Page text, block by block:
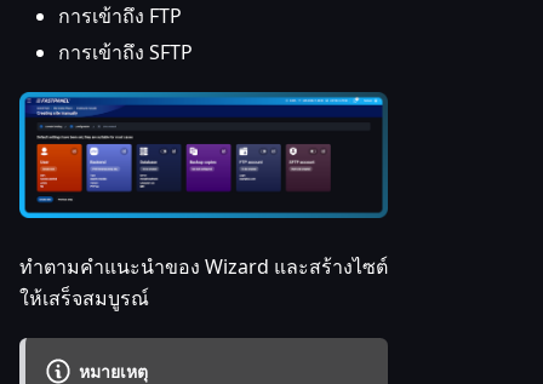
การเข้าถึง FTP
การเข้าถึง SFTP
ทำตามคำแนะนำของ Wizard และสร้างไซต์
ให้เสร็จสมบูรณ์
หมายเหตุ